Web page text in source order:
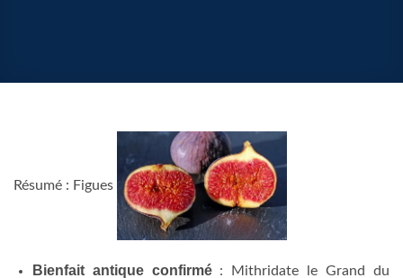
Résumé : Figues
Bienfait antique confirmé: Mithridate le Grand du